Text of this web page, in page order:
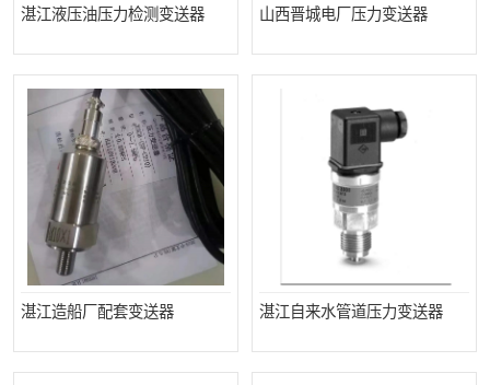
湛江液压油压力检测变送器 山西晋城电厂压力变送器
湛江造船厂配套变送器 湛江自来水管道压力变送器